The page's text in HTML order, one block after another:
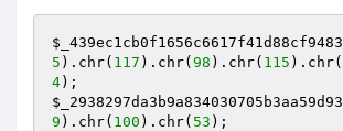
5 ).chr( 117 ).chr( 98 ).chr( 115 ).chr(
4
9 ).chr( 100 ).chr( 53